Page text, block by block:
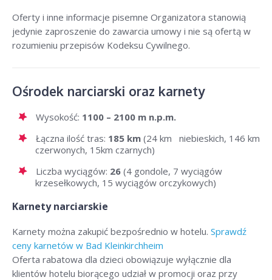
Oferty i inne informacje pisemne Organizatora stanowią
jedynie zaproszenie do zawarcia umowy i nie są ofertą w
rozumieniu przepisów Kodeksu Cywilnego.
Ośrodek narciarski oraz karnety
Wysokość: 1100 – 2100 m n.p.m.
Łączna ilość tras: 185 km (24 km niebieskich, 146 km
czerwonych, 15km czarnych)
Liczba wyciągów: 26 (4 gondole, 7 wyciągów
krzesełkowych, 15 wyciągów orczykowych)
Karnety narciarskie
Karnety można zakupić bezpośrednio w hotelu. Sprawdź
ceny karnetów w Bad Kleinkirchheim
Oferta rabatowa dla dzieci obowiązuje wyłącznie dla
klientów hotelu biorącego udział w promocji oraz przy